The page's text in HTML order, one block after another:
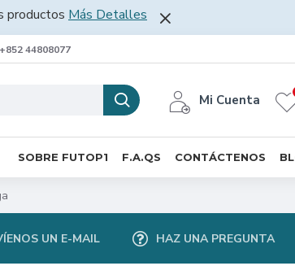
productos Más Detalles
44808077
Mi Cuenta
SOBRE FUTOP1 F.A.QS CONTÁCTENOS
UN E-MAIL HAZ UNA PREGUNTA